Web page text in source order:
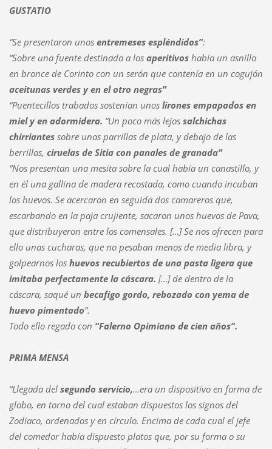
GUSTATIO
“Se presentaron unos entremeses espléndidos”:
“Sobre una fuente destinada a los aperitivos había un asnillo
en bronce de Corinto con un serón que contenía en un cogujón
aceitunas verdes y en el otro negras”
“Puentecillos trabados sostenían unos lirones empapados en
miel y en adormidera. “Un poco más lejos salchichas
chirriantessobre unas parrillas de plata, y debajo de las
berrillas, ciruelas de Sitia con panales de granada”
“Nos presentan una mesita sobre la cual había un canastillo, y
en él una gallina de madera recostada, como cuando incuban
los huevos. Se acercaron en seguida dos camareros que,
escarbando en la paja crujiente, sacaron unos huevos de Pava,
que distribuyeron entre los comensales. […] Se nos ofrecen para
ello unas cucharas, que no pesaban menos de media libra, y
golpearnos los huevos recubiertos de una pasta ligera que
imitaba perfectamente la cáscara. […] de dentro de la
cáscara, saqué un becafigo gordo, rebozado con yema de
huevo pimentado”.
Todo ello regado con “Falerno Opimiano de cien años”.
PRIMA MENSA
“Llegada del segundo servicio,…era un dispositivo en forma de
globo, en torno del cual estaban dispuestos los signos del
Zodiaco, ordenados y en círculo. Encima de cada cual el jefe
del comedor había dispuesto platos que, por su forma o su